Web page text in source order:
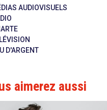
AUDIOVISUELS
D'ARGENT
aimerez aussi